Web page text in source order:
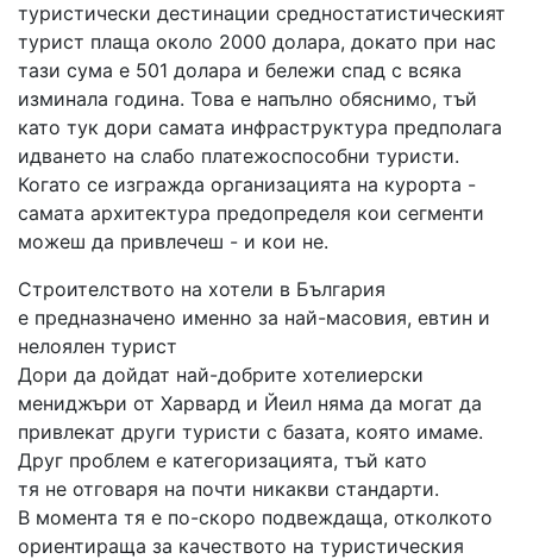
туристически дестинации средностатистическият
турист плаща около 2000 долара, докато при нас
тази сума е 501 долара и бележи спад с всяка
изминала година. Това е напълно обяснимо, тъй
като тук дори самата инфраструктура предполага
идването на слабо платежоспособни туристи.
Когато се изгражда организацията на курорта -
самата архитектура предопределя кои сегменти
можеш да привлечеш - и кои не.
Строителството на хотели в България
е предназначено именно за най-масовия, евтин и
нелоялен турист
Дори да дойдат най-добрите хотелиерски
мениджъри от Харвард и Йеил няма да могат да
привлекат други туристи с базата, която имаме.
Друг проблем е категоризацията, тъй като
тя не отговаря на почти никакви стандарти.
В момента тя е по-скоро подвеждаща, отколкото
ориентираща за качеството на туристическия